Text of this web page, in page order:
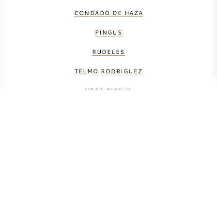
CONDADO DE HAZA
PINGUS
RUDELES
TELMO RODRIGUEZ
VEGA SICILIA